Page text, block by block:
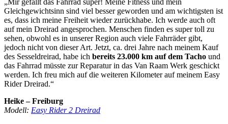
„Mir gefällt das Fahrrad super! Meine Fitness und mein
Gleichgewichtsinn sind viel besser geworden und am wichtigsten ist
es, dass ich meine Freiheit wieder zurückhabe. Ich werde auch oft
auf mein Dreirad angesprochen. Menschen finden es super toll zu
sehen, obwohl es in unserer Region auch viele Fahrräder gibt,
jedoch nicht von dieser Art. Jetzt, ca. drei Jahre nach meinem Kauf
des Sesseldreirad, habe ich bereits 23.000 km auf dem Tacho und
das Fahrrad müsste zur Reparatur in das Van Raam Werk geschickt
werden. Ich freu mich auf die weiteren Kilometer auf meinem Easy
Rider Dreirad.“
Heike – Freiburg
Modell: Easy Rider 2 Dreirad